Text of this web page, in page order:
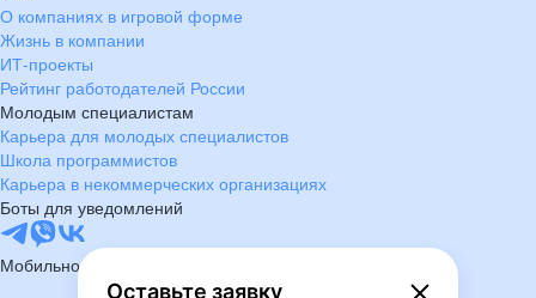
Оставьте заявку
О компаниях в игровой форме
Жизнь в компании
ИТ-проекты
Рейтинг работодателей России
Молодым специалистам
Карьера для молодых специалистов
Школа программистов
Карьера в некоммерческих организациях
Боты для уведомлений
Мобильное приложение